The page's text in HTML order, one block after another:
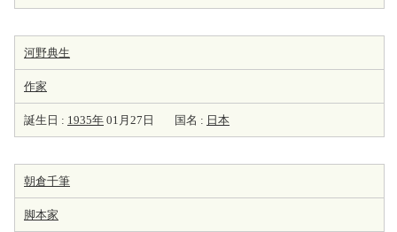
河野典生
作家
誕生日 : 1935年 01月27日 国名 : 日本
朝倉千筆
脚本家